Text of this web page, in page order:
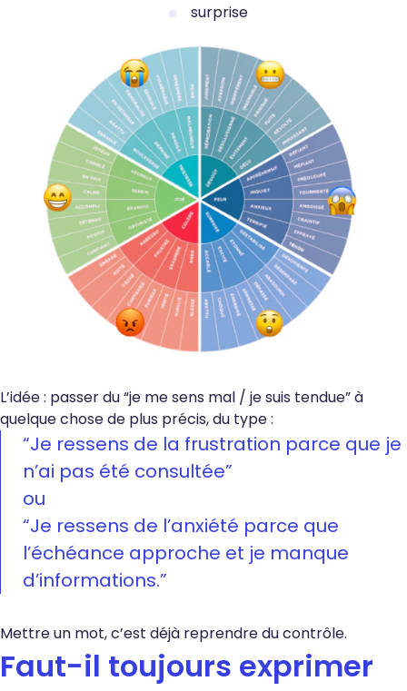
surprise
L’idée : passer du “je me sens mal / je suis tendue” à
quelque chose de plus précis, du type :
“Je ressens de la frustration parce que je
n’ai pas été consultée”
ou
“Je ressens de l’anxiété parce que
l’échéance approche et je manque
d’informations.”
Mettre un mot, c’est déjà reprendre du contrôle.
Faut-il toujours exprimer